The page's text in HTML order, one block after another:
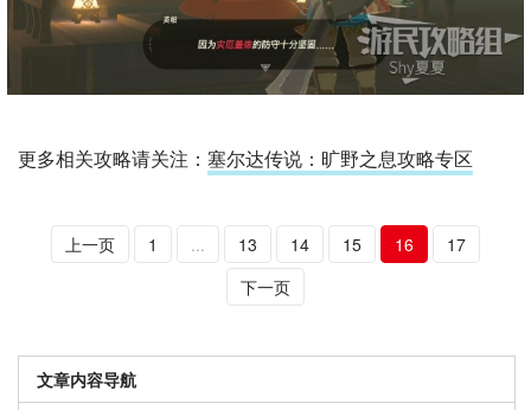
更多相关攻略请关注： 塞尔达传说：旷野之息攻略专区
上一页 1 ... 13 14 15 16
17
下一页
文章内容导航